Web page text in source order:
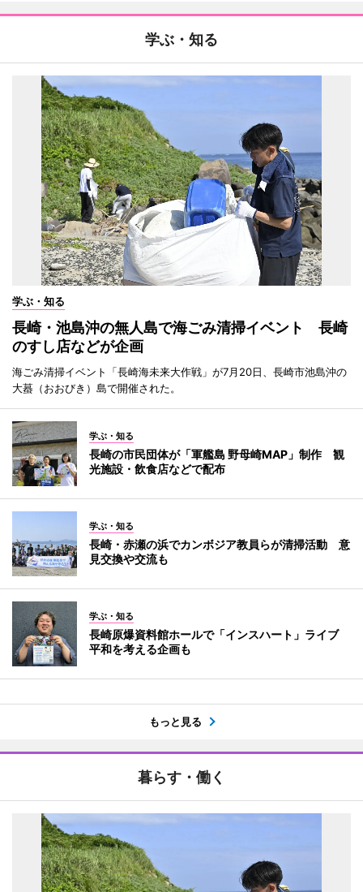
学ぶ・知る
学ぶ・知る
長崎・池島沖の無人島で海ごみ清掃イベント 長崎
のすし店などが企画
海ごみ清掃イベント「長崎海未来大作戦」が7月20日、長崎市池島沖の
大蟇（おおびき）島で開催された。
学ぶ・知る
長崎の市民団体が「軍艦島 野母崎MAP」制作 観
光施設・飲食店などで配布
学ぶ・知る
長崎・赤瀬の浜でカンボジア教員らが清掃活動 意
見交換や交流も
学ぶ・知る
長崎原爆資料館ホールで「インスハート」ライブ
平和を考える企画も
もっと見る
暮らす・働く